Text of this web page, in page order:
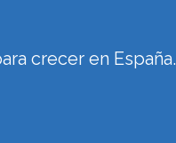
crecer en España.